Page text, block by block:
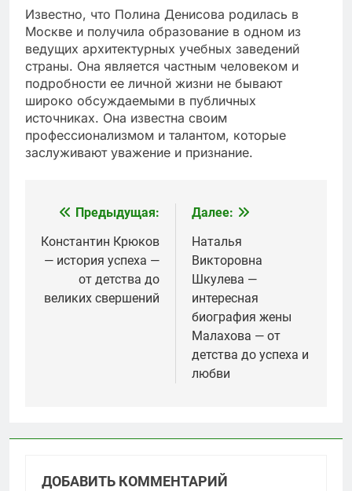
Известно, что Полина Денисова родилась в
Москве и получила образование в одном из
ведущих архитектурных учебных заведений
страны. Она является частным человеком и
подробности ее личной жизни не бывают
широко обсуждаемыми в публичных
источниках. Она известна своим
профессионализмом и талантом, которые
заслуживают уважение и признание.
Навигация
по
записям
Предыдущая:
Константин Крюков
— история успеха —
от детства до
великих свершений
Далее:
Наталья
Викторовна
Шкулева —
интересная
биография жены
Малахова — от
детства до успеха и
любви
ДОБАВИТЬ КОММЕНТАРИЙ